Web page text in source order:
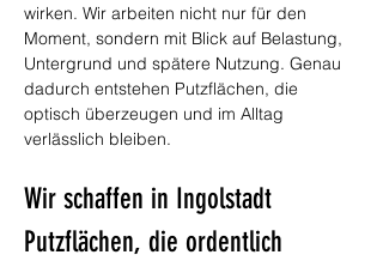
wirken. Wir arbeiten nicht nur für den
Moment, sondern mit Blick auf Belastung,
Untergrund und spätere Nutzung. Genau
dadurch entstehen Putzflächen, die
optisch überzeugen und im Alltag
verlässlich bleiben.
Wir schaffen in Ingolstadt
Putzflächen, die ordentlich